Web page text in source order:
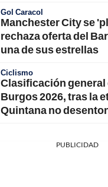
Gol Caracol
Manchester City se
rechaza oferta del
una de sus estrellas
Ciclismo
Clasificación general
Burgos 2026, tras la
Quintana no
PUBLICIDAD